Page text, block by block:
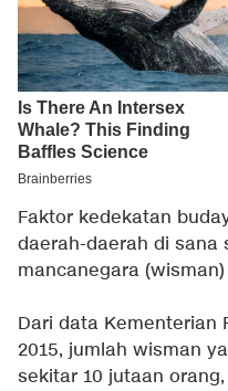
Faktor kedekatan
daerah-daerah di sana
mancanegara
Dari data Kementerian
2015, jumlah wisman
sekitar 10 jutaan